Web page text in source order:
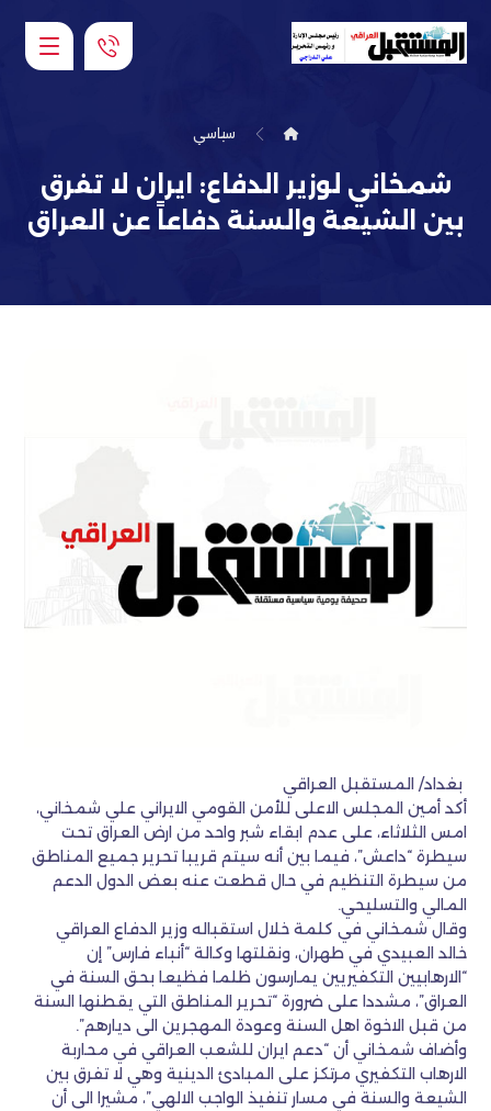
سياسي
شمخاني لوزير الدفاع: ايران لا تفرق
بين الشيعة والسنة دفاعاً عن العراق
بغداد/ المستقبل العراقي
أكد أمين المجلس الاعلى للأمن القومي الايراني علي شمخاني،
امس الثلاثاء، على عدم ابقاء شبر واحد من ارض العراق تحت
سيطرة “داعش”، فيما بين أنه سيتم قريبا تحرير جميع المناطق
من سيطرة التنظيم في حال قطعت عنه بعض الدول الدعم
المالي والتسليحي.
وقال شمخاني في كلمة خلال استقباله وزير الدفاع العراقي
خالد العبيدي في طهران، ونقلتها وكالة “أنباء فارس” إن
“الارهابيين التكفيريين يمارسون ظلما فظيعا بحق السنة في
العراق”، مشددا على ضرورة “تحرير المناطق التي يقطنها السنة
من قبل الاخوة اهل السنة وعودة المهجرين الى ديارهم”.
وأضاف شمخاني أن “دعم ايران للشعب العراقي في محاربة
الارهاب التكفيري مرتكز على المبادئ الدينية وهي لا تفرق بين
الشيعة والسنة في مسار تنفيذ الواجب الالهي”، مشيرا الى أن